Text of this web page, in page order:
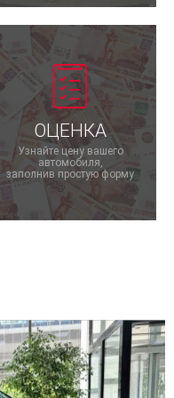
ОЦЕНКА
Узнайте цену вашего
автомобиля,
заполнив простую форму